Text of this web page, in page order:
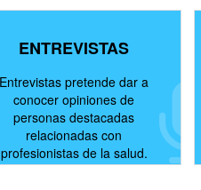
ENTREVISTAS
Entrevistas pretende dar a
conocer opiniones de
personas destacadas
relacionadas con
profesionistas de la salud.
click aquí